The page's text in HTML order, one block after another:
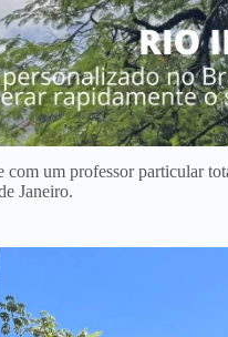
um professor particular
Janeiro.